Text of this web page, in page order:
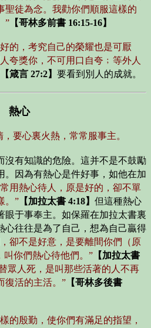
聖徒為念。我勸你們順服這樣的
” 【哥林多前書 16:15-16】
的，考究自己的榮耀也是可厭
夸獎你，不可用口自夸﹔等外人
【箴言 27:2】 要看到別人的成就。
熱心
要心裏火熱，常常服事主。
沒有知識的危險。這并不是不鼓勵
。因為有熱心是件好事，如他在加
用熱心待人，原是好的，卻不單
。” 【加拉太書 4:18】 但這種熱心
眼于事奉主。如保羅在加拉太書裏
心往往是為了自己，想為自己贏得
卻不是好意，是要離間你們（原
叫你們熱心待他們。” 【加拉太書
眾人死，是叫那些活著的人不再
復活的主活。” 【哥林多後書
的殷勤，使你們有滿足的指望，